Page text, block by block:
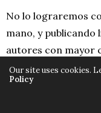
No lo lograremos
mano, y
autores con mayor
Libros que se
porque a nadie les
Our site uses cookies.
Policy